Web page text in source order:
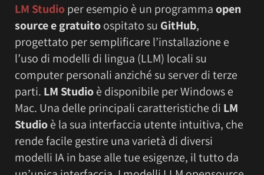
LM Studioper esempio è un programmaopen
source e gratuitoospitato su GitHub,
progettato per semplificare l’installazione e
l’uso di modelli di lingua (LLM) locali su
computer personali anziché su server di terze
parti. LM Studioè disponibile per Windows e
Mac. Una delle principali caratteristiche di LM
Studioè la sua interfaccia utente intuitiva, che
rende facile gestire una varietà di diversi
modelli IA in base alle tue esigenze, il tutto da